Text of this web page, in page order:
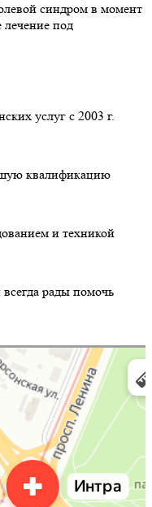
синдром в момент
лечение под
услуг с 2003 г.
квалификацию
и техникой
рады помочь